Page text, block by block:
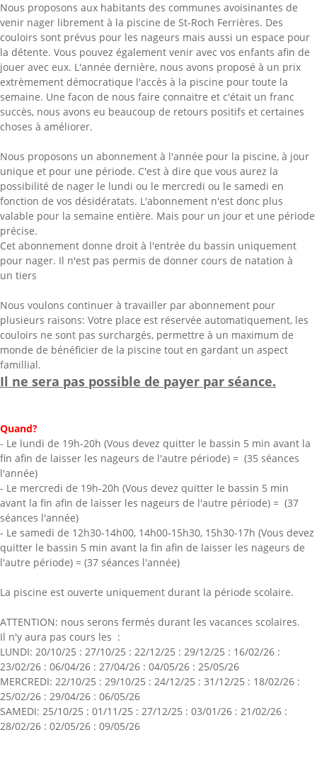
Nous proposons aux habitants des communes avoisinantes de
venir nager librement à la piscine de St-Roch Ferrières. Des
couloirs sont prévus pour les nageurs mais aussi un espace pour
la détente. Vous pouvez également venir avec vos enfants afin de
jouer avec eux. L'année dernière, nous avons proposé à un prix
extrèmement démocratique l'accès à la piscine pour toute la
semaine. Une facon de nous faire connaitre et c'était un franc
succès, nous avons eu beaucoup de retours positifs et certaines
choses à améliorer.
Nous proposons un abonnement à l'année pour la piscine, à jour
unique et pour une période. C'est à dire que vous aurez la
possibilité de nager le lundi ou le mercredi ou le samedi en
fonction de vos désidératats. L'abonnement n'est donc plus
valable pour la semaine entière. Mais pour un jour et une période
précise.
Cet abonnement donne droit à l'entrée du bassin uniquement
pour nager. Il n'est pas permis de donner cours de natation à
un tiers
Nous voulons continuer à travailler par abonnement pour
plusieurs raisons: Votre place est réservée automatiquement, les
couloirs ne sont pas surchargés, permettre à un maximum de
monde de bénéficier de la piscine tout en gardant un aspect
famillial.
Il ne sera pas possible de payer par séance.
Quand?
- Le lundi de 19h-20h (Vous devez quitter le bassin 5 min avant la
fin afin de laisser les nageurs de l'autre période) = (35 séances
l'année)
- Le mercredi de 19h-20h (Vous devez quitter le bassin 5 min
avant la fin afin de laisser les nageurs de l'autre période) = (37
séances l'année)
- Le samedi de 12h30-14h00, 14h00-15h30, 15h30-17h (Vous devez
quitter le bassin 5 min avant la fin afin de laisser les nageurs de
l'autre période) = (37 séances l'année)
La piscine est ouverte uniquement durant la période scolaire.
ATTENTION: nous serons fermés durant les vacances scolaires.
Il n'y aura pas cours les :
LUNDI: 20/10/25 : 27/10/25 : 22/12/25 : 29/12/25 : 16/02/26 :
23/02/26 : 06/04/26 : 27/04/26 : 04/05/26 : 25/05/26
MERCREDI: 22/10/25 : 29/10/25 : 24/12/25 : 31/12/25 : 18/02/26 :
25/02/26 : 29/04/26 : 06/05/26
SAMEDI: 25/10/25 : 01/11/25 : 27/12/25 : 03/01/26 : 21/02/26 :
28/02/26 : 02/05/26 : 09/05/26